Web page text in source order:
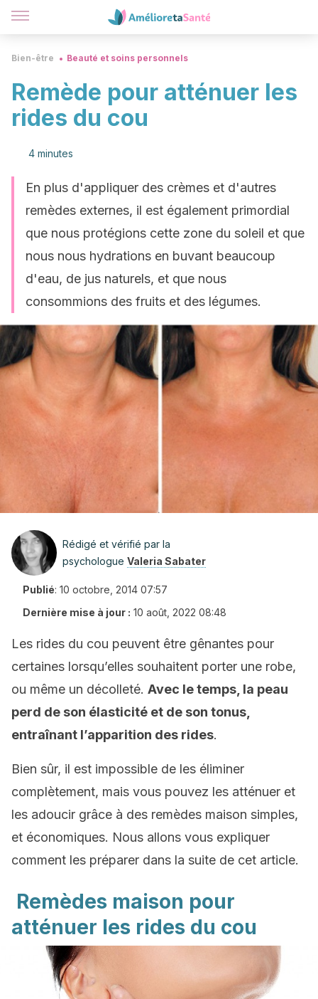
Bien-être Beauté et soins personnels
Remède pour atténuer les
rides du cou
4 minutes
En plus d'appliquer des crèmes et d'autres
remèdes externes, il est également primordial
que nous protégions cette zone du soleil et que
nous nous hydrations en buvant beaucoup
d'eau, de jus naturels, et que nous
consommions des fruits et des légumes.
Rédigé et vérifié par la
psychologue Valeria Sabater
Publié: 10 octobre, 2014 07:57
Dernière mise à jour : 10 août, 2022 08:48
Les rides du cou peuvent être gênantes pour
certaines lorsqu’elles souhaitent porter une robe,
ou même un décolleté. Avec le temps, la peau
perd de son élasticité et de son tonus,
entraînant l’apparition des rides.
Bien sûr, il est impossible de les éliminer
complètement, mais vous pouvez les atténuer et
les adoucir grâce à des remèdes maison simples,
et économiques. Nous allons vous expliquer
comment les préparer dans la suite de cet article.
Remèdes maison pour
atténuer les rides du cou